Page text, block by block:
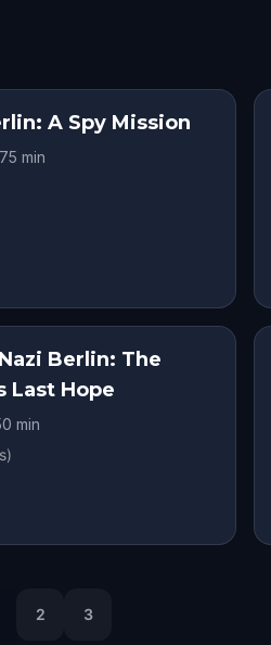
A Spy Mission
min
Berlin: The
Last Hope
min
2 3